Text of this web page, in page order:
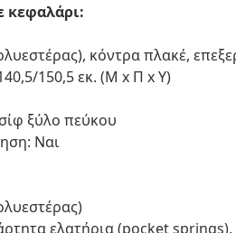
κεφαλάρι:
κόντρα πλακέ,
150,5 εκ. (Μ x Π x Υ)
ξύλο πεύκου
Ναι
ελατήρια (pocket